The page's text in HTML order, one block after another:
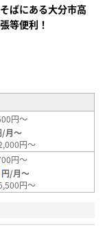
ばにある大分市高
等便利！
円～
/月～
円～
円～
円/月～
円～